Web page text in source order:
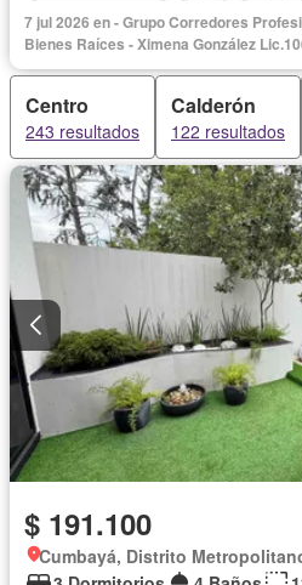
Estacionamiento
Patio
7 jul 2026 en - Grupo Corredores
Bienes Raíces - Ximena González
Centro
243 resultados
Calderón
122 resultados
$ 191.100
Cumbayá, Distrito